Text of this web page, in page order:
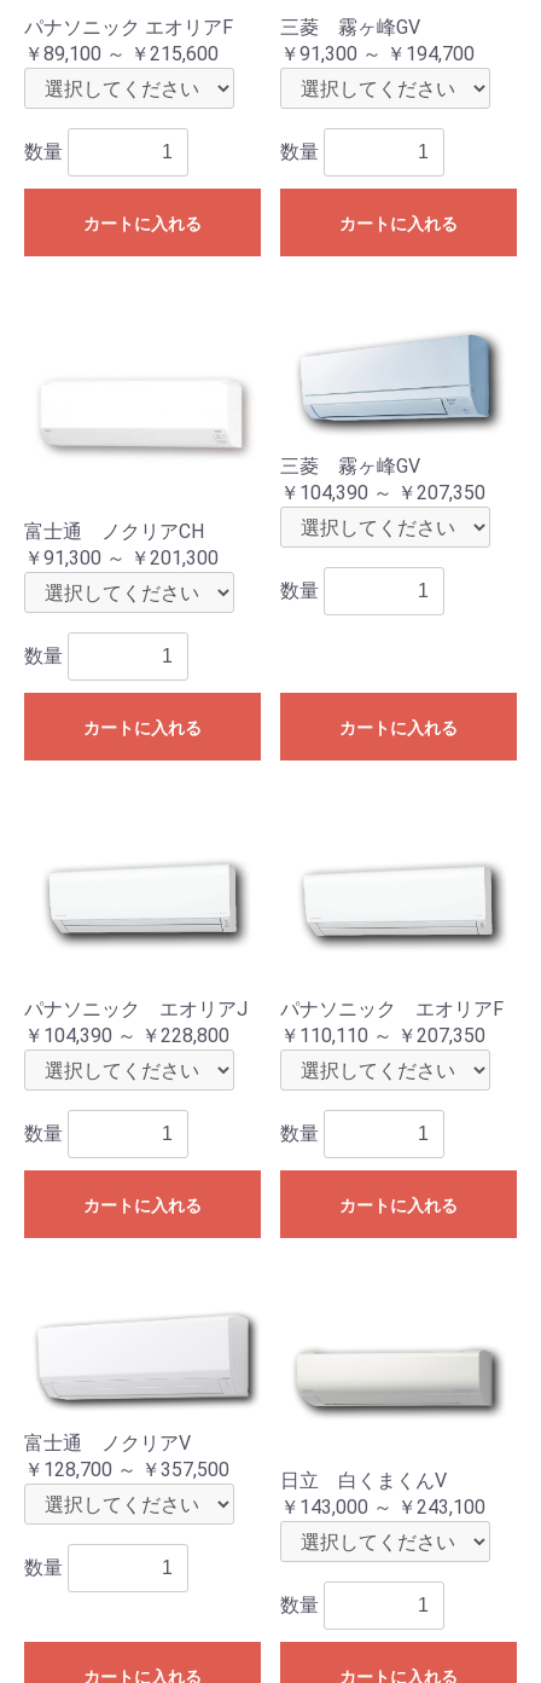
パナソニック エオリアF
￥89,100 ～ ￥215,600
数量
カートに入れる
三菱 霧ヶ峰GV
￥91,300 ～ ￥194,700
数量
カートに入れる
富士通 ノクリアCH
￥91,300 ～ ￥201,300
数量
カートに入れる
三菱 霧ヶ峰GV
￥104,390 ～ ￥207,350
数量
カートに入れる
パナソニック エオリアJ
￥104,390 ～ ￥228,800
数量
カートに入れる
パナソニック エオリアF
￥110,110 ～ ￥207,350
数量
カートに入れる
富士通 ノクリアV
￥128,700 ～ ￥357,500
数量
カートに入れる
日立 白くまくんV
￥143,000 ～ ￥243,100
数量
カートに入れる